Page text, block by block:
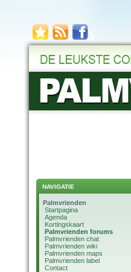
NAVIGATIE
Palmvrienden
Startpagina
Agenda
Kortingskaart
Palmvrienden forums
Palmvrienden chat
Palmvrienden wiki
Palmvrienden maps
Palmvrienden label
Contact